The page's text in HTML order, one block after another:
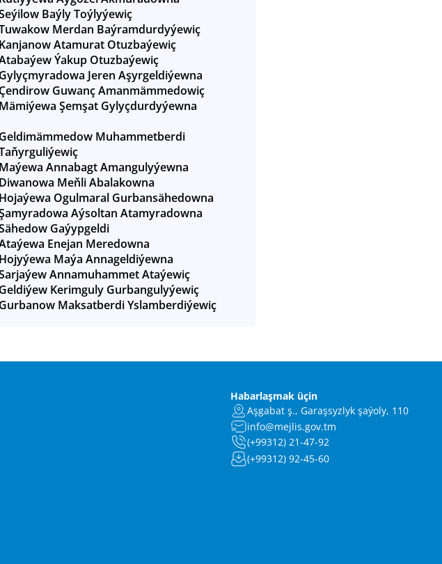
Baýly Toýlyýewiç
Merdan Baýramdurdyýewiç
Kanjanow Atamurat Otuzbaýewiç
Ýakup Otuzbaýewiç
Gylyçmyradowa Jeren Aşyrgeldiýewna
Çendirow Guwanç Amanmämmedowiç
Mämiýewa Şemşat Gylyçdurdyýewna
Geldimämmedow Muhammetberdi
Maýewa Annabagt Amangulyýewna
Diwanowa Meňli Abalakowna
Hojaýewa Ogulmaral Gurbansähedowna
Aýsoltan Atamyradowna
Gaýypgeldi
Enejan Meredowna
Hojyýewa Maýa Annageldiýewna
Annamuhammet Ataýewiç
Geldiýew Kerimguly Gurbangulyýewiç
Gurbanow Maksatberdi Yslamberdiýewiç
Habarlaşmak üçin
Aşgabat ş., Garaşsyzlyk şaýoly, 110
info@mejlis.gov.tm
(+99312) 21-47-92
(+99312) 92-45-60